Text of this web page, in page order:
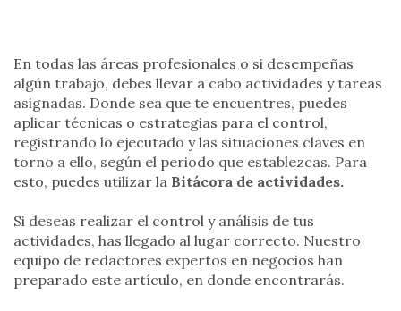
En todas las áreas profesionales o si desempeñas
algún trabajo, debes llevar a cabo actividades y tareas
asignadas. Donde sea que te encuentres, puedes
aplicar técnicas o estrategias para el control,
registrando lo ejecutado y las situaciones claves en
torno a ello, según el periodo que establezcas. Para
esto, puedes utilizar la Bitácora de actividades.
Si deseas realizar el control y análisis de tus
actividades, has llegado al lugar correcto. Nuestro
equipo de redactores expertos en negocios han
preparado este artículo, en donde encontrarás.